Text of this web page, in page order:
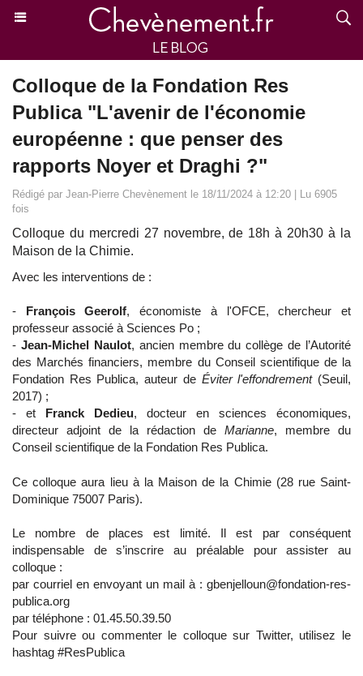
Colloque de la Fondation Res
Publica "L'avenir de l'économie
européenne : que penser des
rapports Noyer et Draghi ?"
Rédigé par Jean-Pierre Chevènement le 18/11/2024 à 12:20 | Lu 6905
fois
Colloque du mercredi 27 novembre, de 18h à 20h30 à la
Maison de la Chimie.
Avec les interventions de :
- François Geerolf, économiste à l'OFCE, chercheur et
professeur associé à Sciences Po ;
- Jean-Michel Naulot, ancien membre du collège de l’Autorité
des Marchés financiers, membre du Conseil scientifique de la
Fondation Res Publica, auteur de Éviter l'effondrement(Seuil,
2017) ;
- et Franck Dedieu, docteur en sciences économiques,
directeur adjoint de la rédaction de Marianne, membre du
Conseil scientifique de la Fondation Res Publica.
Ce colloque aura lieu à la Maison de la Chimie (28 rue Saint-
Dominique 75007 Paris).
Le nombre de places est limité. Il est par conséquent
indispensable de s’inscrire au préalable pour assister au
colloque :
par courriel en envoyant un mail à : gbenjelloun@fondation-res-
publica.org
par téléphone : 01.45.50.39.50
Pour suivre ou commenter le colloque sur Twitter, utilisez le
hashtag #ResPublica